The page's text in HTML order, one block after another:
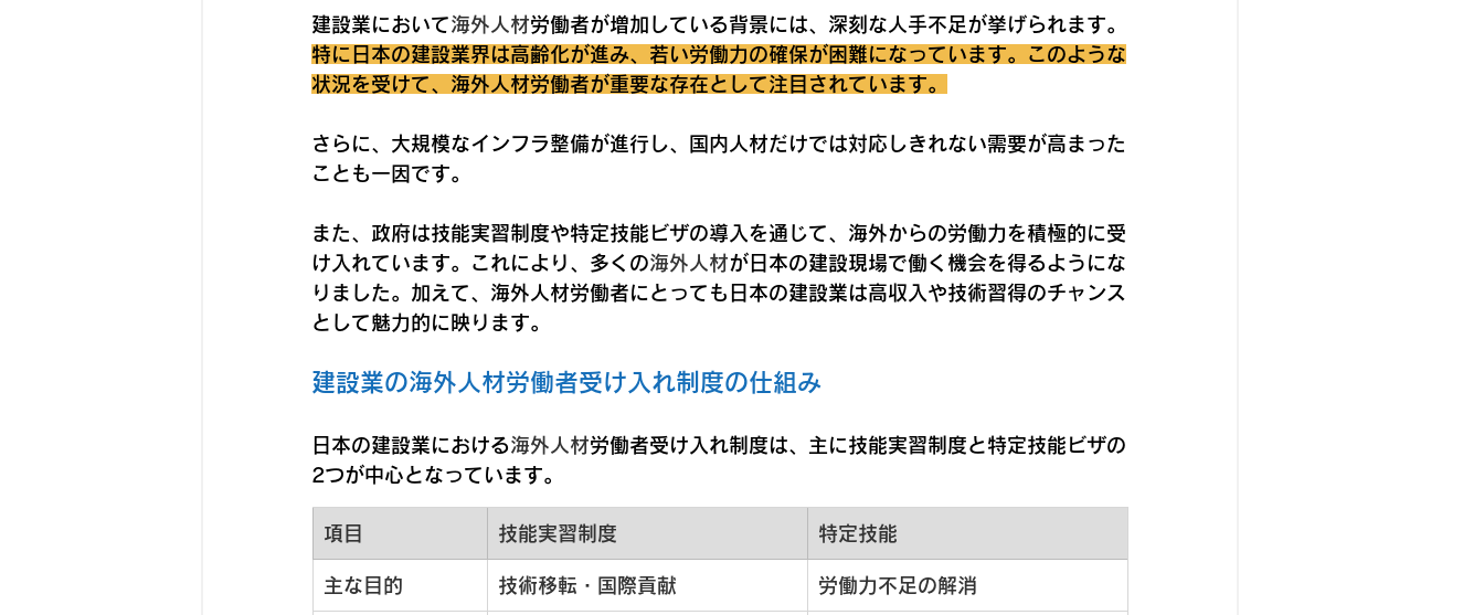
建設業において海外人材労働者が増加している背景には、深刻な人手不足が挙げられます。
特に日本の建設業界は高齢化が進み、若い労働力の確保が困難になっています。このような
状況を受けて、海外人材労働者が重要な存在として注目されています。
さらに、大規模なインフラ整備が進行し、国内人材だけでは対応しきれない需要が高まった
ことも一因です。
また、政府は技能実習制度や特定技能ビザの導入を通じて、海外からの労働力を積極的に受
け入れています。これにより、多くの海外人材が日本の建設現場で働く機会を得るようにな
りました。加えて、海外人材労働者にとっても日本の建設業は高収入や技術習得のチャンス
として魅力的に映ります。
建設業の海外人材労働者受け入れ制度の仕組み
日本の建設業における海外人材労働者受け入れ制度は、主に技能実習制度と特定技能ビザの
2つが中心となっています。
項目 技能実習制度 特定技能
主な目的 技術移転・国際貢献 労働力不足の解消